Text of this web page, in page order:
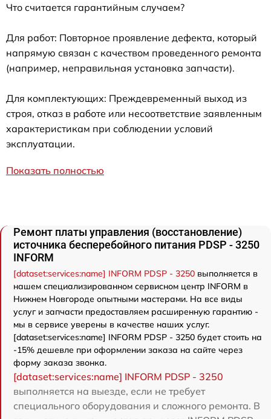
Что считается гарантийным случаем?
Для работ: Повторное проявление дефекта, который
напрямую связан с качеством проведенного ремонта
(например, неправильная установка запчасти).
Для комплектующих: Преждевременный выход из
строя, отказ в работе или несоответствие заявленным
характеристикам при соблюдении условий
эксплуатации.
Показать полностью
Ремонт платы управления (восстановление)
источника бесперебойного питания PDSP - 3250
INFORM
[dataset:services:name] INFORM PDSP - 3250 выполняется в
нашем специализированном сервисном центр INFORM в
Нижнем Новгороде опытными мастерами. На все виды
услуг и запчасти предоставляем расширенную гарантию -
мы в сервисе уверены в качестве наших услуг.
[dataset:services:name] INFORM PDSP - 3250 будет стоить на
-15% дешевле при оформлении заказа на сайте через
форму заказа звонка.
[dataset:services:name] INFORM PDSP - 3250
выполняется на выезде, если не требует
специального оборудования и сложного ремонта. В